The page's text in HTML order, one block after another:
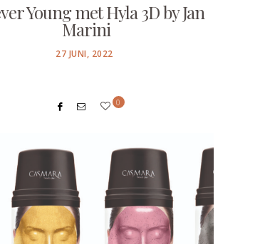
Young met Hyla 3D by Jan
Marini
POSTED
27 JUNI, 2022
0